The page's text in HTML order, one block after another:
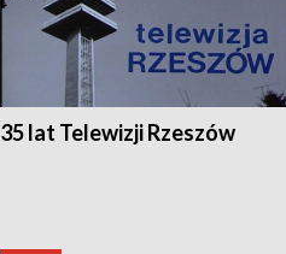
35 lat Telewizji Rzeszów